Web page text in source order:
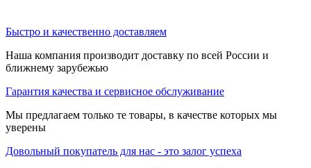
Быстро и качественно доставляем
Наша компания производит доставку по всей России и
ближнему зарубежью
Гарантия качества и сервисное обслуживание
Мы предлагаем только те товары, в качестве которых мы
уверены
Довольный покупатель для нас - это залог успеха